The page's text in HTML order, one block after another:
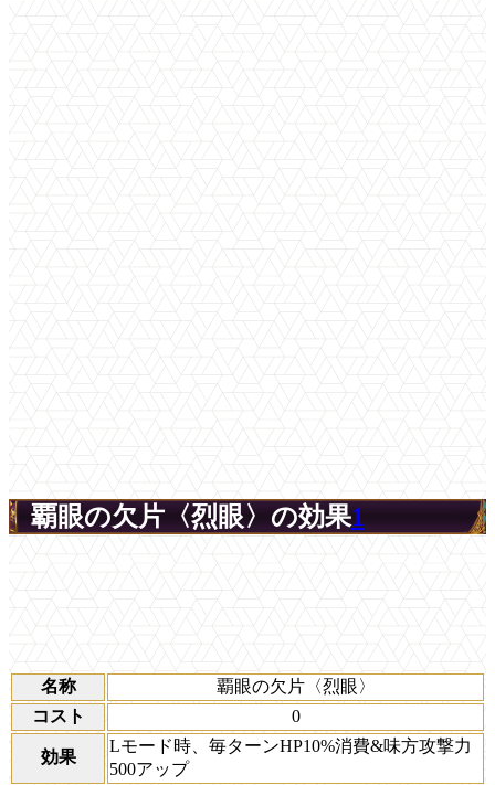
覇眼の欠片〈烈眼〉の効果1
名称
覇眼の欠片〈烈眼〉
コスト
0
効果
Lモード時、毎ターンHP10%消費&味方攻撃力
500アップ